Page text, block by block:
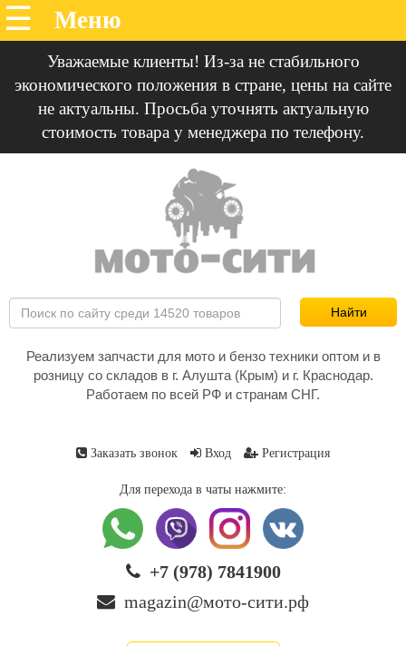
Уважаемые клиенты! Из-за не стабильного
экономического положения в стране, цены на сайте
не актуальны. Просьба уточнять актуальную
стоимость товара у менеджера по телефону.
Реализуем запчасти для мото и бензо техники оптом и в
розницу со складов в г. Алушта (Крым) и г. Краснодар.
Работаем по всей РФ и странам СНГ.
Заказать звонок Вход Регистрация
Для перехода в чаты нажмите:
+7 (978) 7841900
magazin@мото-сити.рф